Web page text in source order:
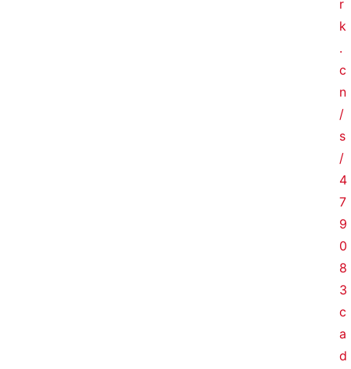
r
k
.
c
n
/
s
/
4
7
9
0
8
3
c
a
d